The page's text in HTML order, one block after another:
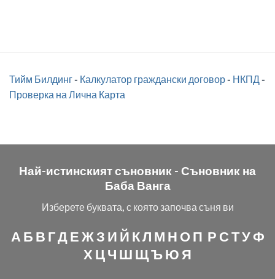
Тийм Билдинг- Калкулатор граждански договор- НКПД-
Проверка на Лична Карта
Най-истинският съновник - Съновник на
Баба Ванга
Изберете буквата, с която започва съня ви
А Б В ГДЕЖЗ И Й КЛ М Н О П Р СТУФ
Х ЦЧ Ш ЩЪЮ Я